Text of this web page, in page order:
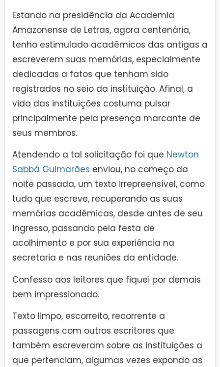
Estando na presidência da Academia
Amazonense de Letras, agora centenária,
tenho estimulado acadêmicos das antigas a
escreverem suas memórias, especialmente
dedicadas a fatos que tenham sido
registrados no seio da instituição. Afinal, a
vida das instituições costuma pulsar
principalmente pela presença marcante de
seus membros.
Atendendo a tal solicitação foi que Newton
Sabbá Guimarães enviou, no começo da
noite passada, um texto irrepreensível, como
tudo que escreve, recuperando as suas
memórias acadêmicas, desde antes de seu
ingresso, passando pela festa de
acolhimento e por sua experiência na
secretaria e nas reuniões da entidade.
Confesso aos leitores que fiquei por demais
bem impressionado.
Texto limpo, escorreito, recorrente a
passagens com outros escritores que
também escreveram sobre as instituições a
que pertenciam, algumas vezes expondo as